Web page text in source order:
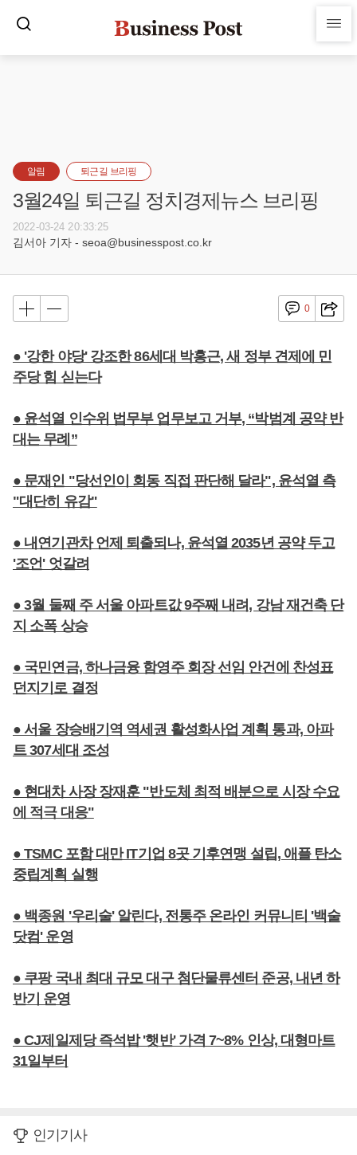
알림 퇴근길 브리핑
3월24일 퇴근길 정치경제뉴스 브리핑
2022-03-24 20:33:25
김서아 기자 - seoa@businesspost.co.kr
0
● '강한 야당' 강조한 86세대 박홍근, 새 정부 견제에 민
주당 힘 싣는다
● 윤석열 인수위 법무부 업무보고 거부, “박범계 공약 반
대는 무례”
● 문재인 "당선인이 회동 직접 판단해 달라", 윤석열 측
"대단히 유감"
● 내연기관차 언제 퇴출되나, 윤석열 2035년 공약 두고
'조언' 엇갈려
● 3월 둘째 주 서울 아파트값 9주째 내려, 강남 재건축 단
지 소폭 상승
● 국민연금, 하나금융 함영주 회장 선임 안건에 찬성표
던지기로 결정
● 서울 장승배기역 역세권 활성화사업 계획 통과, 아파
트 307세대 조성
● 현대차 사장 장재훈 "반도체 최적 배분으로 시장 수요
에 적극 대응"
● TSMC 포함 대만 IT기업 8곳 기후연맹 설립, 애플 탄소
중립계획 실행
● 백종원 '우리술' 알린다, 전통주 온라인 커뮤니티 '백술
닷컴' 운영
● 쿠팡 국내 최대 규모 대구 첨단물류센터 준공, 내년 하
반기 운영
● CJ제일제당 즉석밥 '햇반' 가격 7~8% 인상, 대형마트
31일부터
인기기사